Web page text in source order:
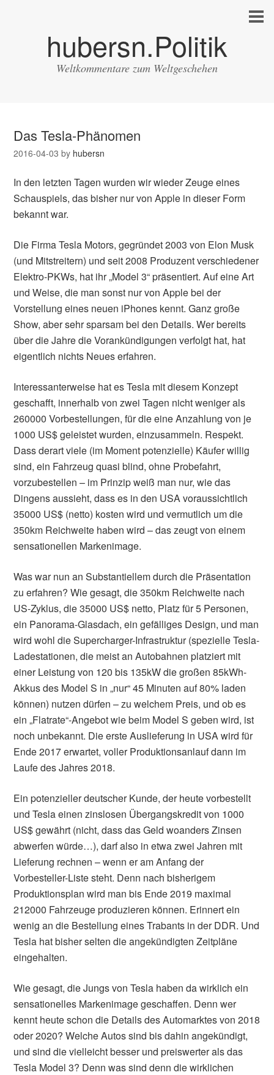
hubersn.Politik
Weltkommentare zum Weltgeschehen
Das Tesla-Phänomen
2016-04-03 by hubersn
In den letzten Tagen wurden wir wieder Zeuge eines
Schauspiels, das bisher nur von Apple in dieser Form
bekannt war.
Die Firma Tesla Motors, gegründet 2003 von Elon Musk
(und Mitstreitern) und seit 2008 Produzent verschiedener
Elektro-PKWs, hat ihr „Model 3“ präsentiert. Auf eine Art
und Weise, die man sonst nur von Apple bei der
Vorstellung eines neuen iPhones kennt. Ganz große
Show, aber sehr sparsam bei den Details. Wer bereits
über die Jahre die Vorankündigungen verfolgt hat, hat
eigentlich nichts Neues erfahren.
Interessanterweise hat es Tesla mit diesem Konzept
geschafft, innerhalb von zwei Tagen nicht weniger als
260000 Vorbestellungen, für die eine Anzahlung von je
1000 US$ geleistet wurden, einzusammeln. Respekt.
Dass derart viele (im Moment potenzielle) Käufer willig
sind, ein Fahrzeug quasi blind, ohne Probefahrt,
vorzubestellen – im Prinzip weiß man nur, wie das
Dingens aussieht, dass es in den USA voraussichtlich
35000 US$ (netto) kosten wird und vermutlich um die
350km Reichweite haben wird – das zeugt von einem
sensationellen Markenimage.
Was war nun an Substantiellem durch die Präsentation
zu erfahren? Wie gesagt, die 350km Reichweite nach
US-Zyklus, die 35000 US$ netto, Platz für 5 Personen,
ein Panorama-Glasdach, ein gefälliges Design, und man
wird wohl die Supercharger-Infrastruktur (spezielle Tesla-
Ladestationen, die meist an Autobahnen platziert mit
einer Leistung von 120 bis 135kW die großen 85kWh-
Akkus des Model S in „nur“ 45 Minuten auf 80% laden
können) nutzen dürfen – zu welchem Preis, und ob es
ein „Flatrate“-Angebot wie beim Model S geben wird, ist
noch unbekannt. Die erste Auslieferung in USA wird für
Ende 2017 erwartet, voller Produktionsanlauf dann im
Laufe des Jahres 2018.
Ein potenzieller deutscher Kunde, der heute vorbestellt
und Tesla einen zinslosen Übergangskredit von 1000
US$ gewährt (nicht, dass das Geld woanders Zinsen
abwerfen würde…), darf also in etwa zwei Jahren mit
Lieferung rechnen – wenn er am Anfang der
Vorbesteller-Liste steht. Denn nach bisherigem
Produktionsplan wird man bis Ende 2019 maximal
212000 Fahrzeuge produzieren können. Erinnert ein
wenig an die Bestellung eines Trabants in der DDR. Und
Tesla hat bisher selten die angekündigten Zeitpläne
eingehalten.
Wie gesagt, die Jungs von Tesla haben da wirklich ein
sensationelles Markenimage geschaffen. Denn wer
kennt heute schon die Details des Automarktes von 2018
oder 2020? Welche Autos sind bis dahin angekündigt,
und sind die vielleicht besser und preiswerter als das
Tesla Model 3? Denn was sind denn die wirklichen